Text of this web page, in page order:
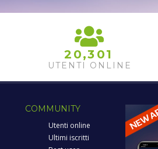
2 0,3 01
UTENTI ONLINE
COMMUNITY
Utenti online
Ultimi iscritti